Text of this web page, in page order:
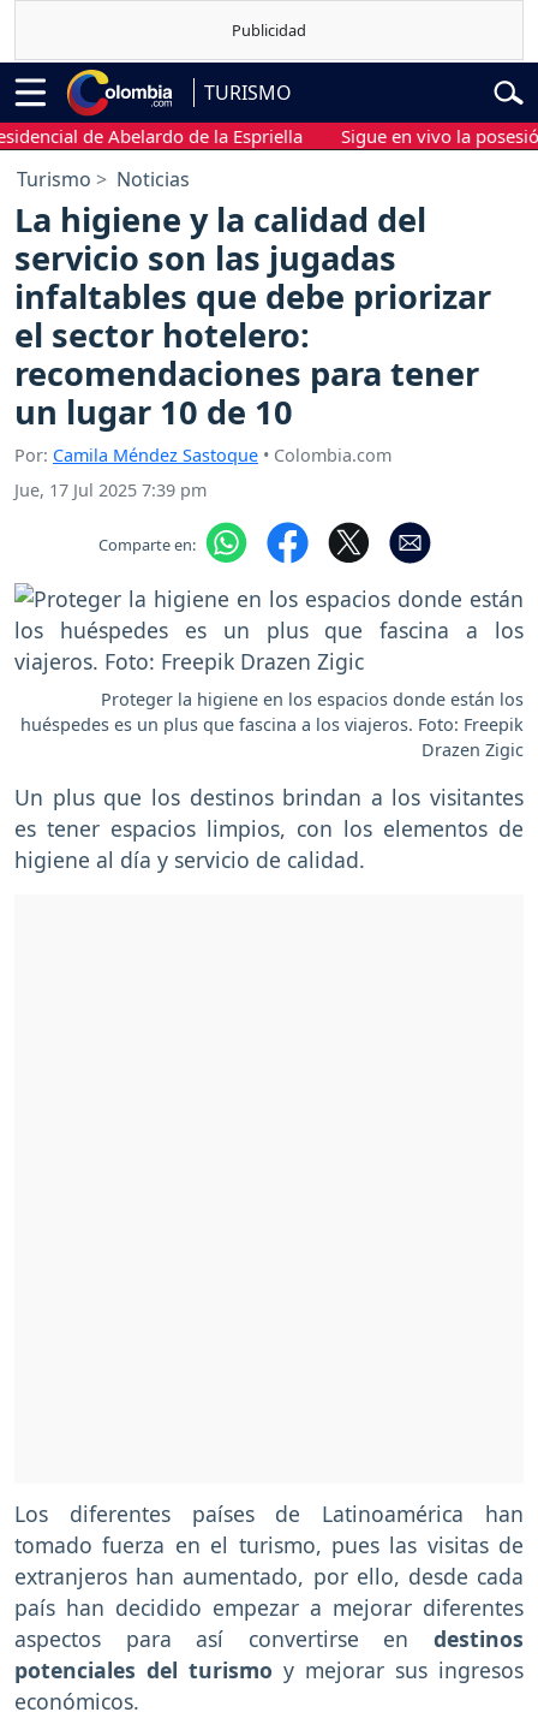
TURISMO
de Abelardo de la Espriella Sigue en vivo la posesión
Turismo Noticias
La higiene y la calidad del
servicio son las jugadas
infaltables que debe priorizar
el sector hotelero:
recomendaciones para tener
un lugar 10 de 10
Por: Camila Méndez Sastoque • Colombia.com
Jue, 17 Jul 2025 7:39 pm
Comparte en:
Proteger la higiene en los espacios donde están los
huéspedes es un plus que fascina a los viajeros. Foto: Freepik
Drazen Zigic
Un plus que los destinos brindan a los visitantes
es tener espacios limpios, con los elementos de
higiene al día y servicio de calidad.
Los diferentes países de Latinoamérica han
tomado fuerza en el turismo, pues las visitas de
extranjeros han aumentado, por ello, desde cada
país han decidido empezar a mejorar diferentes
aspectos para así convertirse en destinos
potenciales del turismo y mejorar sus ingresos
económicos.